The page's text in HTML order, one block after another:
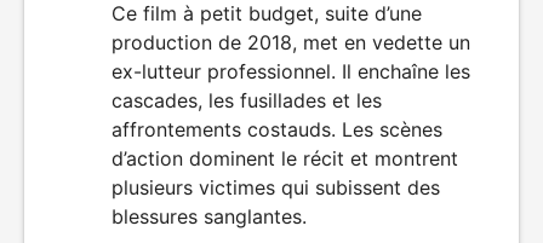
VIOLENCE
Ce film à petit budget, suite d’une
production de 2018, met en vedette un
ex-lutteur professionnel. Il enchaîne les
cascades, les fusillades et les
affrontements costauds. Les scènes
d’action dominent le récit et montrent
plusieurs victimes qui subissent des
blessures sanglantes.